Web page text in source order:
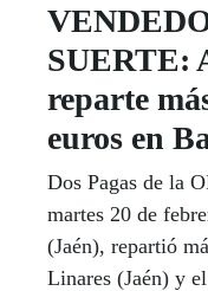
SUERTE:
reparte
euros en
Dos Pagas de la
martes 20 de
(Jaén), repartió
Linares (Jaén) y